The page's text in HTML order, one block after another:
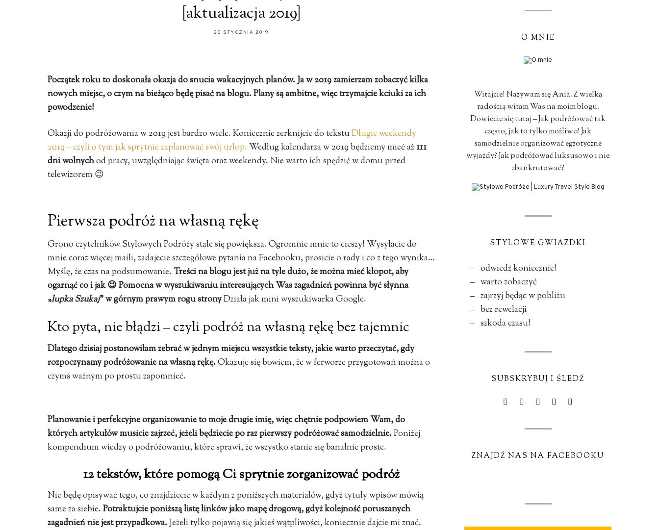
[aktualizacja 2019]
20 STYCZNIA 2019
Początek roku to doskonała okazja do snucia wakacyjnych planów. Ja w 2019 zamierzam zobaczyć kilka
nowych miejsc, o czym na bieżąco będę pisać na blogu. Plany są ambitne, więc trzymajcie kciuki za ich
powodzenie!
Okazji do podróżowania w 2019 jest bardzo wiele. Koniecznie zerknijcie do tekstuDługie weekendy
2019 – czyli o tym jak sprytnie zaplanować swój urlop.Według kalendarza w 2019 będziemy mieć aż111
dni wolnychod pracy, uwzględniając święta oraz weekendy. Nie warto ich spędzić w domu przed
telewizorem 😉
Pierwsza podróż na własną rękę
Grono czytelników Stylowych Podróży stale się powiększa. Ogromnie mnie to cieszy! Wysyłacie do
mnie coraz więcej maili, zadajecie szczegółowe pytania na Facebooku, prosicie o rady i co z tego wynika…
Myślę, że czas na podsumowanie.Treści na blogu jest już na tyle dużo, że można mieć kłopot, aby
ogarnąć co i jak 😉 Pomocna w wyszukiwaniu interesujących Was zagadnień powinna być słynna
„lupka Szukaj” w górnym prawym rogu stronyDziała jak mini wyszukiwarka Google.
Kto pyta, nie błądzi – czyli podróż na własną rękę bez tajemnic
Dlatego dzisiaj postanowiłam zebrać w jednym miejscu wszystkie teksty, jakie warto przeczytać, gdy
rozpoczynamy podróżowanie na własną rękę.Okazuje się bowiem, że w ferworze przygotowań można o
czymś ważnym po prostu zapomnieć.
Planowanie i perfekcyjne organizowanie to moje drugie imię, więc chętnie podpowiem Wam, do
których artykułów musicie zajrzeć, jeżeli będziecie po raz pierwszy podróżować samodzielnie.Poniżej
kompendium wiedzy o podróżowaniu, które sprawi, że wszystko stanie się banalnie proste.
12 tekstów, które pomogą Ci sprytnie zorganizować podróż
Nie będę opisywać tego, co znajdziecie w każdym z poniższych materiałów, gdyż tytuły wpisów mówią
same za siebie.Potraktujcie poniższą listę linków jako mapę drogową, gdyż kolejność poruszanych
zagadnień nie jest przypadkowa.Jeżeli tylko pojawią się jakieś wątpliwości, koniecznie dajcie mi znać.
O MNIE
Witajcie! Nazywam się Ania. Z wielką
radością witam Was na moim blogu.
Dowiecie się tutaj – Jak podróżować tak
często, jak to tylko możliwe? Jak
samodzielnie organizować egzotyczne
wyjazdy? Jak podróżować luksusowo i nie
zbankrutować?
STYLOWE GWIAZDKI
– odwiedź koniecznie!
– warto zobaczyć
– zajrzyj będąc w pobliżu
– bez rewelacji
– szkoda czasu!
SUBSKRYBUJ I ŚLEDŹ
ZNAJDŹ NAS NA FACEBOOKU